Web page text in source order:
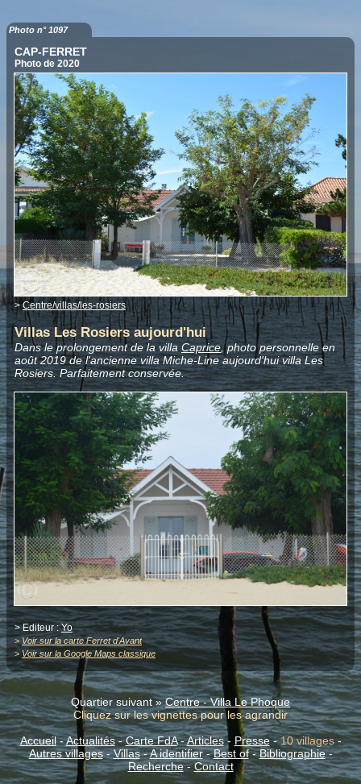
Photo n° 1097
CAP-FERRET
Photo de 2020
>Centre/villas/les-rosiers
Villas Les Rosiers aujourd'hui
Dans le prolongement de la villaCaprice, photo personnelle en
août 2019 de l'ancienne villa Miche-Line aujourd'hui villa Les
Rosiers. Parfaitement conservée.
> Editeur :Yo
> Voir sur la carte Ferret d'Avant
>Voir sur la Google Maps classique
Quartier suivant »Centre - Villa Le Phoque
Cliquez sur les vignettes pour les agrandir
Accueil-Actualités-Carte FdA-Articles- Presse-10 villages-
Autres villages-Villas-A identifier-Best of-Bibliographie-
Recherche-Contact